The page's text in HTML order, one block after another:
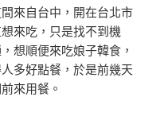
來自台中，開在台北市
想來吃，只是找不到機
想順便來吃娘子韓食，
多好點餐，於是前幾天
來用餐。